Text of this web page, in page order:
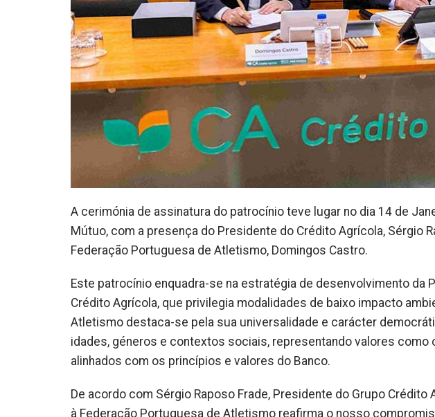
A cerimónia de assinatura do patrocínio teve lugar no dia 14 de
Mútuo, com a presença do Presidente do Crédito Agrícola, Sérgio
Federação Portuguesa de Atletismo, Domingos Castro.
Este patrocínio enquadra-se na estratégia de desenvolvimento da
Crédito Agrícola, que privilegia modalidades de baixo impacto
Atletismo destaca-se pela sua universalidade e carácter
idades, géneros e contextos sociais, representando valores como
alinhados com os princípios e valores do Banco.
De acordo com Sérgio Raposo Frade, Presidente do Grupo Crédito
à Federação Portuguesa de Atletismo reafirma o nosso